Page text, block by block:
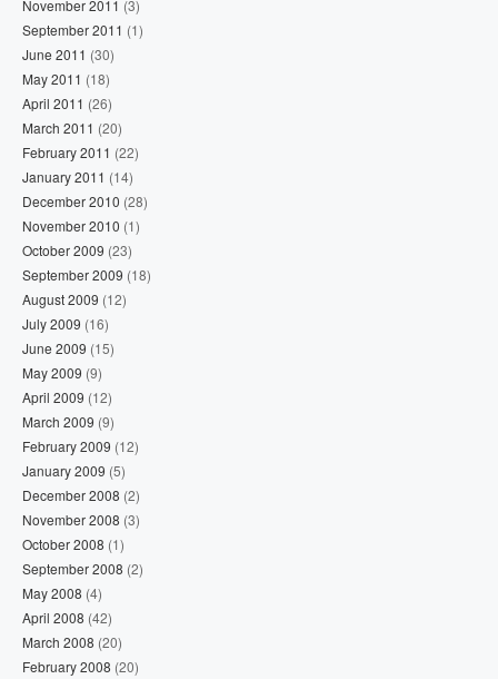
November 2011 (3)
September 2011 (1)
June 2011 (30)
May 2011 (18)
April 2011 (26)
March 2011 (20)
February 2011 (22)
January 2011 (14)
December 2010 (28)
November 2010 (1)
October 2009 (23)
September 2009 (18)
August 2009 (12)
July 2009 (16)
June 2009 (15)
May 2009 (9)
April 2009 (12)
March 2009 (9)
February 2009 (12)
January 2009 (5)
December 2008 (2)
November 2008 (3)
October 2008 (1)
September 2008 (2)
May 2008 (4)
April 2008 (42)
March 2008 (20)
February 2008 (20)